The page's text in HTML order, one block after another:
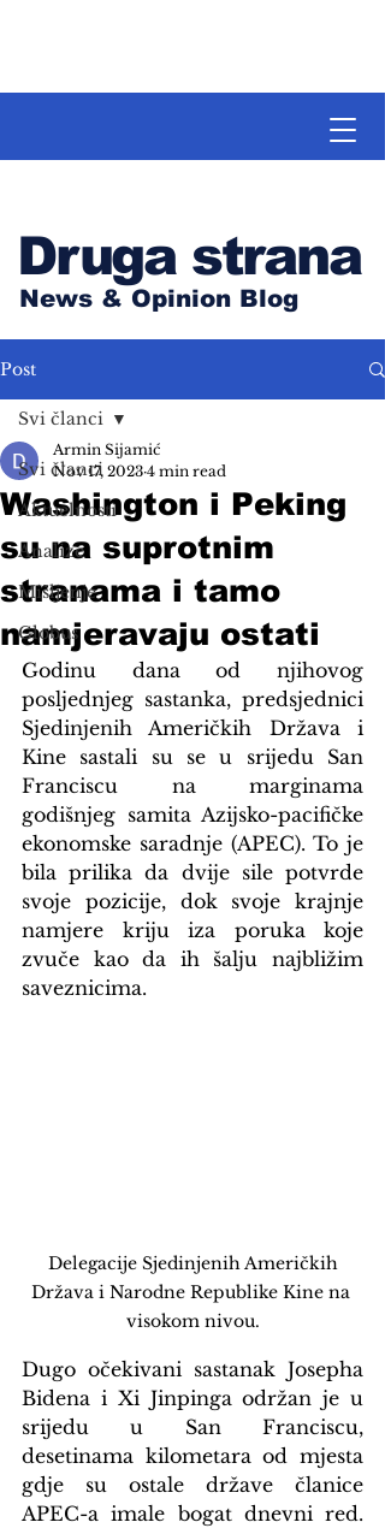
Druga strana
News & Opinion Blog
Post
Svi članci
Aktuelnosti
Analize
Mišljenje
Globus
Svi članci
Washington i Peking
su na suprotnim
stranama i tamo
namjeravaju ostati
Armin Sijamić
Nov 17, 2023 4 min read
Godinu dana od njihovog
posljednjeg sastanka, predsjednici
Sjedinjenih Američkih Država i
Kine sastali su se u srijedu San
Franciscu na marginama
godišnjeg samita Azijsko-pacifičke
ekonomske saradnje (APEC). To je
bila prilika da dvije sile potvrde
svoje pozicije, dok svoje krajnje
namjere kriju iza poruka koje
zvuče kao da ih šalju najbližim
saveznicima.
Država i Narodne Republike Kine na
visokom nivou.
Dugo očekivani sastanak Josepha
Bidena i Xi Jinpinga održan je u
srijedu u San Franciscu,
desetinama kilometara od mjesta
gdje su ostale države članice
APEC-a imale bogat dnevni red.